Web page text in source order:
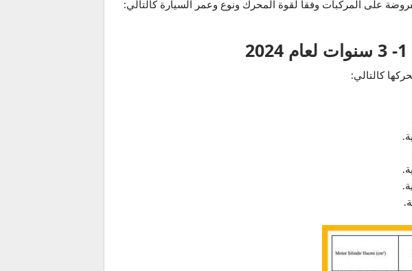
1- 3 سنوات لعام 2024